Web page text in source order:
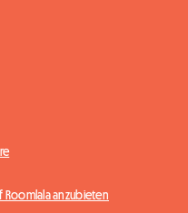
Roomlala anzubieten